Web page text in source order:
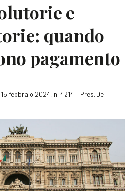
e
quando
pagamento
febbraio 2024, n. 4214 – Pres. De